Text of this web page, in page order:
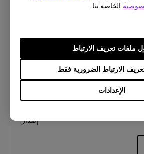
الخاصة بنا.
الإعدادات
الارتباط الضرورية فقط
ملفات تعريف الارتباط
دليل المستخدم
تحديث:2016/12/13
إصدار: